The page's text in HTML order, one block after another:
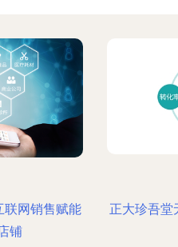
联网销售赋能
铺
正大珍吾堂